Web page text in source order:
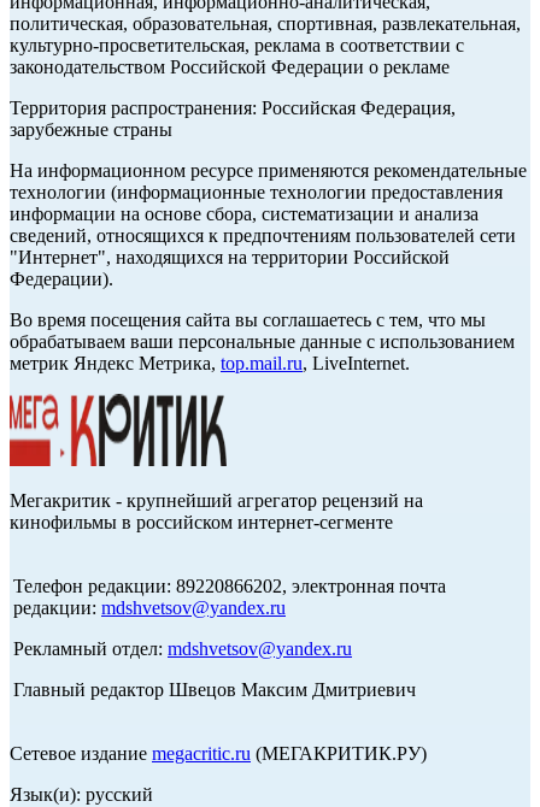
политическая, образовательная, спортивная, развлекательная,
культурно-просветительская, реклама в соответствии с
законодательством Российской Федерации о рекламе
Территория распространения: Российская Федерация,
зарубежные страны
На информационном ресурсе применяются рекомендательные
технологии (информационные технологии предоставления
информации на основе сбора, систематизации и анализа
сведений, относящихся к предпочтениям пользователей сети
"Интернет", находящихся на территории Российской
Федерации).
Во время посещения сайта вы соглашаетесь с тем, что мы
обрабатываем ваши персональные данные с использованием
метрик Яндекс Метрика, top.mail.ru, LiveInternet.
Мегакритик - крупнейший агрегатор рецензий на
кинофильмы в российском интернет-сегменте
Телефон редакции: 89220866202, электронная почта
редакции: mdshvetsov@yandex.ru
Рекламный отдел: mdshvetsov@yandex.ru
Главный редактор Швецов Максим Дмитриевич
Сетевое издание megacritic.ru (МЕГАКРИТИК.РУ)
Язык(и): русский